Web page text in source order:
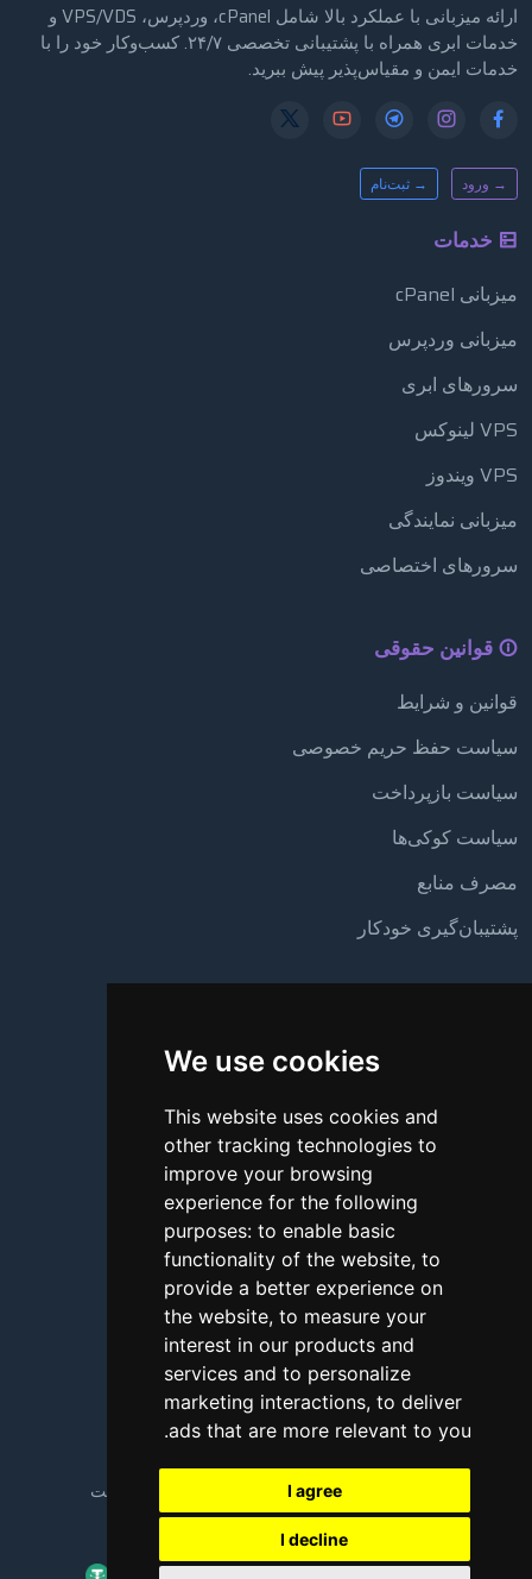
We use cookies
This website uses cookies and
other tracking technologies to
improve your browsing
experience for the following
purposes: to enable basic
functionality of the website, to
provide a better experience on
the website, to measure your
interest in our products and
services and to personalize
marketing interactions, to deliver
ads that are more relevant to you
.
I agree
I decline
ارائه میزبانی با عملکرد بالا شامل cPanel، وردپرس، VPS/VDS و
خدمات ابری همراه با پشتیبانی تخصصی ۲۴/۷. کسب‌وکار خود را با
خدمات ایمن و مقیاس‌پذیر پیش ببرید.
→ ورود → ثبت‌نام
خدمات
میزبانی cPanel
میزبانی وردپرس
سرورهای ابری
VPS لینوکس
VPS ویندوز
میزبانی نمایندگی
سرورهای اختصاصی
قوانین حقوقی
قوانین و شرایط
سیاست حفظ حریم خصوصی
سیاست بازپرداخت
سیاست کوکی‌ها
مصرف منابع
پشتیبان‌گیری خودکار
تماس با ما
سؤالات متداول
روش‌های پرداخت
گزارش سوءاستفاده
Copyright © 2018 - 2026 کلیه حقوق محفوظ است